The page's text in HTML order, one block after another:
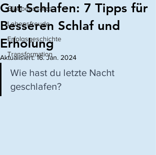
Glaubenssätze
Lebensfreude
Erfolgsgeschichte
Transformation
Gut Schlafen: 7 Tipps für
Besseren Schlaf und
Erholung
Aktualisiert:16. Jan. 2024
Wie hast du letzte Nacht
geschlafen?